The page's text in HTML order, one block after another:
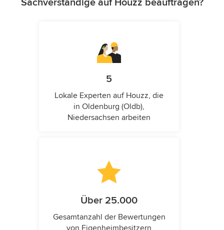
Sachverständige auf Houzz beauftragen?
5
Lokale Experten auf Houzz, die
in Oldenburg (Oldb),
Niedersachsen arbeiten
Über 25.000
Gesamtanzahl der Bewertungen
von Eigenheimbesitzern